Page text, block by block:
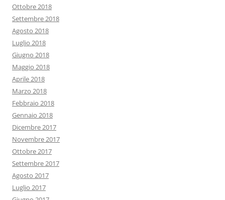
Ottobre 2018
Settembre 2018
Agosto 2018
Luglio 2018
Giugno 2018
Maggio 2018
Aprile 2018
Marzo 2018
Febbraio 2018
Gennaio 2018
Dicembre 2017
Novembre 2017
Ottobre 2017
Settembre 2017
Agosto 2017
Luglio 2017